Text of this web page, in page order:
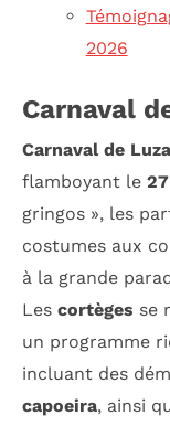
2026
Carnaval
Carnaval de
flamboyant le
gringos », les
costumes aux
à la grande
Les cortèges se
un programme
incluant des
capoeira, ainsi